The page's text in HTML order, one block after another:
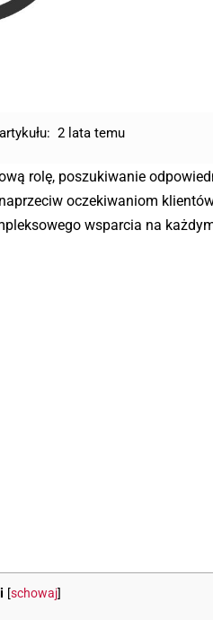
2 lata temu
rolę, poszukiwanie
oczekiwaniom
wsparcia na
[schowaj]